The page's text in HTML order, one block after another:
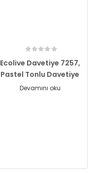
Ecolive Davetiye 7257,
Pastel Tonlu Davetiye
Devamını oku